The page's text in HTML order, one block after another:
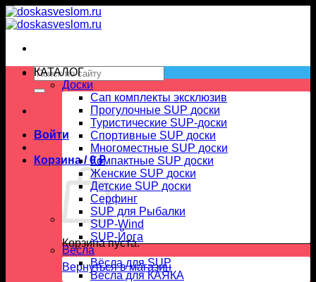
Skip
to
Искать:
Войти
Корзина /0₽
Корзина пуста.
Вернуться в магазин
КАТАЛОГ
Доски
Сап комплекты эксклюзив
Прогулочные SUP доски
Туристические SUP-доски
Спортивные SUP доски
Многоместные SUP доски
Компактные SUP доски
Женские SUP доски
Детские SUP доски
Серфинг
SUP для Рыбалки
SUP-Wind
SUP-Йога
Вёсла
Вёсла для SUP
Весла для КАЯКА